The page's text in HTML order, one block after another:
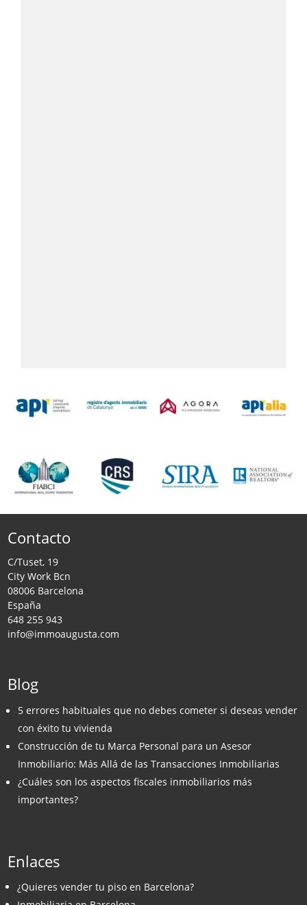
Contacto
C/Tuset, 19
City Work Bcn
08006 Barcelona
España
648 255 943
info@immoaugusta.com
Blog
5 errores habituales que no debes cometer si deseas vender
con éxito tu vivienda
Construcción de tu Marca Personal para un Asesor
Inmobiliario: Más Allá de las Transacciones Inmobiliarias
¿Cuáles son los aspectos fiscales inmobiliarios más
importantes?
Enlaces
¿Quieres vender tu piso en Barcelona?